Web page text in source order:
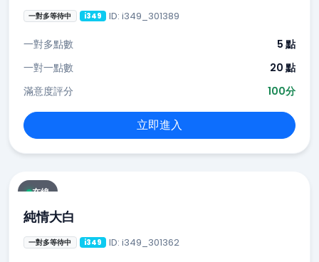
一對多等待中 i349 ID: i349_301389
一對多點數
5 點
一對一點數
20 點
滿意度評分
100分
立即進入
在線
純情大白
一對多等待中 i349 ID: i349_301362